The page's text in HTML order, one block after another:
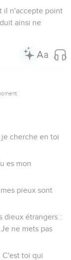
il n'accepte point
ainsi ne
je cherche en toi
es mon
pieux sont
dieux étrangers :
ne mets pas
C'est toi qui